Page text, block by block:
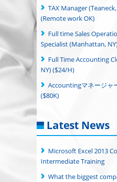
TAX Manager
(Remote work OK)
Full time Sales
Specialist (Manhattan,
Full Time Accounting
NY) ($24/H)
Accountingマネージャ
($80K)
Latest News
Microsoft Excel 2013
Intermediate Training
What the biggest